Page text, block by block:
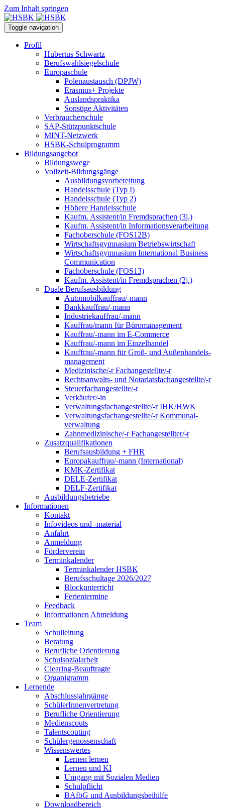
Zum Inhalt springen
Toggle navigation
Profil
Hubertus Schwartz
Berufswahlsiegelschule
Europaschule
Polenaustausch (DPJW)
Erasmus+ Projekte
Auslandspraktika
Sonstige Aktivitäten
Verbraucherschule
SAP-Stützpunktschule
MINT-Netzwerk
HSBK-Schulprogramm
Bildungsangebot
Bildungswege
Vollzeit-Bildungsgänge
Ausbildungsvorbereitung
Handelsschule (Typ I)
Handelsschule (Typ 2)
Höhere Handelsschule
Kaufm. Assistent/in­ Fremdsprachen (3j.)
Kaufm. Assistent/in Informationsverarbeitung
Fachoberschule (FOS12B)
Wirtschaftsgymnasium Betriebswirtschaft
Wirtschaftsgymnasium International Business
Communication
Fachoberschule (FOS13)
Kaufm. Assistent/in Fremdsprachen (2j.)
Duale Berufsausbildung
Automobilkauffrau/-mann
Bankkauffrau/-mann
Industriekauffrau/-mann
Kauffrau/mann für Büromanagement
Kauffrau/-mann im E-Commerce
Kauffrau/-mann im Einzelhandel
Kauffrau/-mann für Groß- und Außen­handels­
manage­ment
Medizinische/-r Fachangestellte/-r
Rechtsanwalts- und Notariatsfachangestellte/-r
Steuerfachangestellte/-r
Verkäufer/-in
Verwaltungs­fach­angestellte/-r IHK/HWK
Verwaltungsfach­angestellte/-r Kommunal­
verwaltung
Zahnmedizinische/-r Fachangestellter/-r
Zusatzqualifikationen
Berufsausbildung + FHR
Europakauffrau/-mann (International)
KMK-Zertifikat
DELE-Zertifikat
DELF-Zertifikat
Ausbildungsbetriebe
Informationen
Kontakt
Infovideos und -material
Anfahrt
Anmeldung
Förderverein
Terminkalender
Terminkalender HSBK
Berufsschultage 2026/2027
Blockunterricht
Ferientermine
Feedback
Informationen Abmeldung
Team
Schulleitung
Beratung
Berufliche Orientierung
Schulsozialarbeit
Clearing-Beauftragte
Organigramm
Lernende
Abschlussjahrgänge
SchülerInnenvertretung
Berufliche Orientierung
Medienscouts
Talentscouting
Schüler­genossen­schaft
Wissenswertes
Lernen lernen
Lernen und KI
Umgang mit Sozialen Medien
Schulpflicht
BAföG und Ausbildungsbeihilfe
Downloadbereich